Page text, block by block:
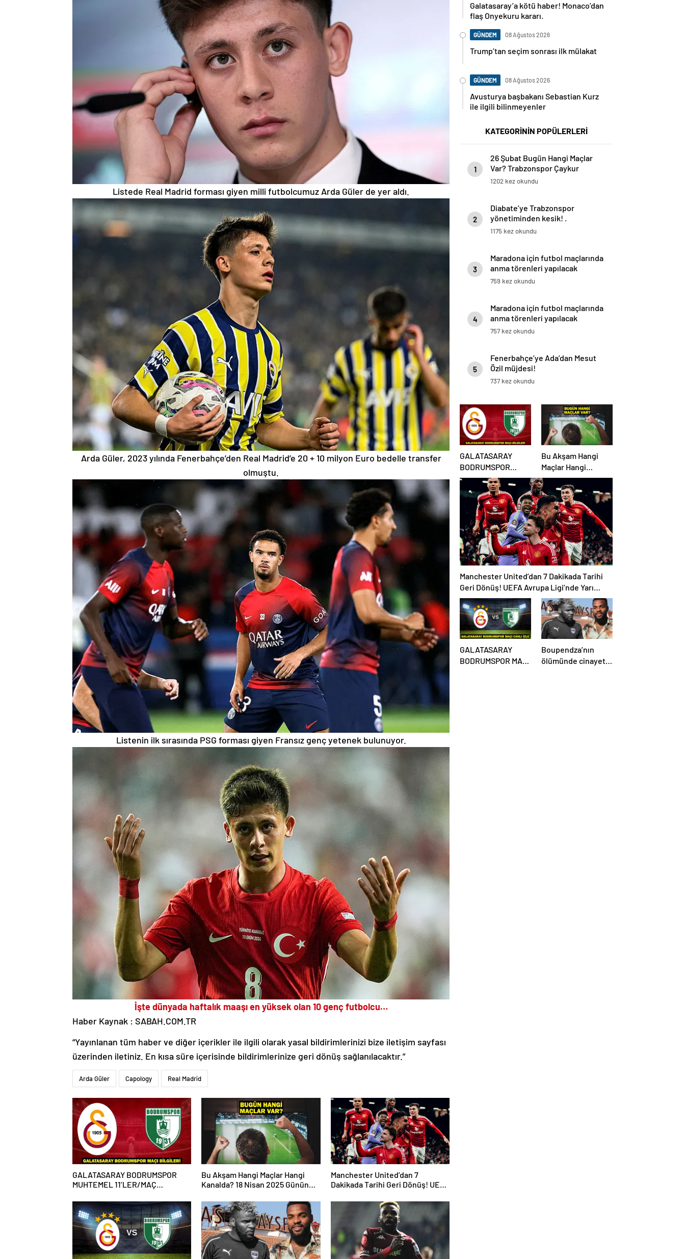
Listede Real Madrid forması giyen milli futbolcumuz Arda Güler de yer aldı.
Arda Güler, 2023 yılında Fenerbahçe’den Real Madrid’e 20 + 10 milyon Euro bedelle transfer
olmuştu.
Listenin ilk sırasında PSG forması giyen Fransız genç yetenek bulunuyor.
İşte dünyada haftalık maaşı en yüksek olan 10 genç futbolcu…
Haber Kaynak : SABAH.COM.TR
“Yayınlanan tüm haber ve diğer içerikler ile ilgili olarak yasal bildirimlerinizi bize iletişim sayfası
üzerinden iletiniz. En kısa süre içerisinde bildirimlerinize geri dönüş sağlanılacaktır.”
Arda Güler Capology Real Madrid
GALATASARAY BODRUMSPOR
MUHTEMEL 11’LER/MAÇ
Bodrumspor maçı hangi kanalda,
saat kaçta?
Bu Akşam Hangi Maçlar Hangi
Kanalda? 18 Nisan 2025 Günün
Manchester United’dan 7
Dakikada Tarihi Geri Dönüş! UEFA
Galatasaray’a kötü haber! Monaco’dan
flaş Onyekuru kararı.
GÜNDEM 08 Ağustos 2026
Trump’tan seçim sonrası ilk mülakat
GÜNDEM 08 Ağustos 2026
Avusturya başbakanı Sebastian Kurz
ile ilgili bilinmeyenler
KATEGORİNİN POPÜLERLERİ
1
26 Şubat Bugün Hangi Maçlar
Var? Trabzonspor Çaykur
Rizespor Maçı Hangi Kanalda?
1202 kez okundu
2
Diabate’ye Trabzonspor
yönetiminden kesik! .
1175 kez okundu
3
Maradona için futbol maçlarında
anma törenleri yapılacak
759 kez okundu
4
Maradona için futbol maçlarında
anma törenleri yapılacak
757 kez okundu
5
Fenerbahçe’ye Ada’dan Mesut
Özil müjdesi!
737 kez okundu
GALATASARAY
BODRUMSPOR
MUHTEMEL
11’LER/MAÇ
KADROSU!
Galatasaray
Bodrumspor maçı
hangi kanalda, saat
kaçta?
Bu Akşam Hangi
Maçlar Hangi
Kanalda? 18 Nisan
2025 Günün
Karşılaşmaları
Manchester United’dan 7 Dakikada Tarihi
Geri Dönüş! UEFA Avrupa Ligi’nde Yarı
Finalde
GALATASARAY
BODRUMSPOR MAÇI
Boupendza’nın
ölümünde cinayet